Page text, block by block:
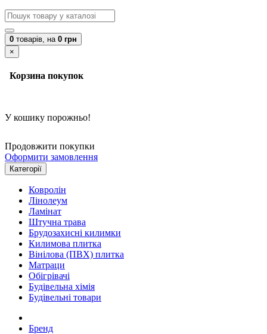
0 товарів, на 0 грн
×
Корзина покупок
У кошику порожньо!
Продовжити покупки
Оформити замовлення
Категорії
Ковролін
Лінолеум
Ламінат
Штучна трава
Брудозахисні килимки
Килимова плитка
Вінілова (ПВХ) плитка
Матраци
Обігрівачі
Будівельна хімія
Будівельні товари
Бренд